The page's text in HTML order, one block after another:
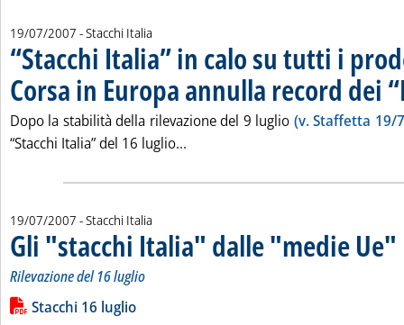
19/07/2007 - Stacchi Italia
“Stacchi Italia” in calo su tutti i
Corsa in Europa annulla record dei
Dopo la stabilità della rilevazione del 9 luglio (v. Staffetta 19/
“Stacchi Italia” del 16 luglio...
19/07/2007 - Stacchi Italia
Gli "stacchi Italia" dalle "medie Ue"
Rilevazione del 16 luglio
Leggi tutta la notizia: 'Gli "stacchi Italia" dalle "medie Ue"'
Lista allegati PDF alla notizia
Stacchi 16 luglio